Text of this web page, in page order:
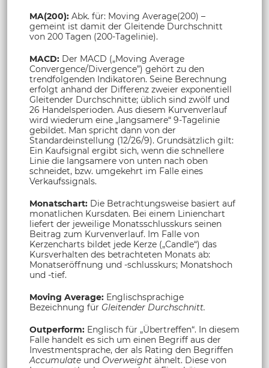
MA(200): Abk. für: Moving Average(200) –
gemeint ist damit der Gleitende Durchschnitt
von 200 Tagen (200-Tagelinie).
MACD: Der MACD („Moving Average
Convergence/Divergence”) gehört zu den
trendfolgenden Indikatoren. Seine Berechnung
erfolgt anhand der Differenz zweier exponentiell
Gleitender Durchschnitte; üblich sind zwölf und
26 Handelsperioden. Aus diesem Kurvenverlauf
wird wiederum eine „langsamere“ 9-Tagelinie
gebildet. Man spricht dann von der
Standardeinstellung (12/26/9). Grundsätzlich gilt:
Ein Kaufsignal ergibt sich, wenn die schnellere
Linie die langsamere von unten nach oben
schneidet, bzw. umgekehrt im Falle eines
Verkaufssignals.
Monatschart: Die Betrachtungsweise basiert auf
monatlichen Kursdaten. Bei einem Linienchart
liefert der jeweilige Monatsschlusskurs seinen
Beitrag zum Kurvenverlauf. Im Falle von
Kerzencharts bildet jede Kerze („Candle“) das
Kursverhalten des betrachteten Monats ab:
Monatseröffnung und -schlusskurs; Monatshoch
und -tief.
Moving Average: Englischsprachige
Bezeichnung für Gleitender Durchschnitt.
Outperform: Englisch für „Übertreffen“. In diesem
Falle handelt es sich um einen Begriff aus der
Investmentsprache, der als Rating den Begriffen
Accumulate und Overweight ähnelt. Diese von